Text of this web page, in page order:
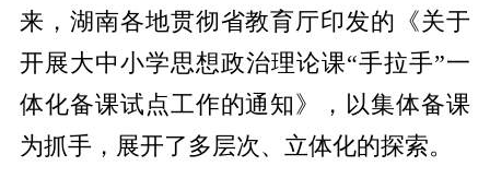
来，湖南各地贯彻省教育厅印发的《关于
开展大中小学思想政治理论课“手拉手”一
体化备课试点工作的通知》，以集体备课
为抓手，展开了多层次、立体化的探索。